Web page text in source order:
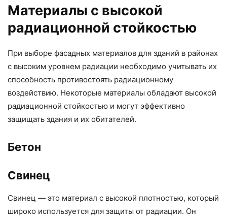
Материалы с высокой
радиационной стойкостью
При выборе фасадных материалов для зданий в районах
с высоким уровнем радиации необходимо учитывать их
способность противостоять радиационному
воздействию. Некоторые материалы обладают высокой
радиационной стойкостью и могут эффективно
защищать здания и их обитателей.
Бетон
Свинец
Свинец — это материал с высокой плотностью, который
широко используется для защиты от радиации. Он